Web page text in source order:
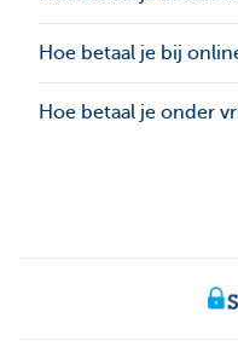
Hoe betaal je bij
Hoe betaal je onder